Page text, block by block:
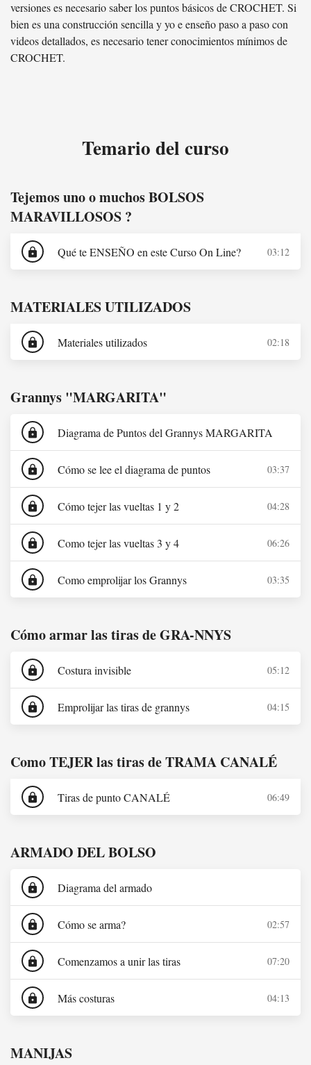
versiones es necesario saber los puntos básicos de CROCHET. Si
bien es una construcción sencilla y yo e enseño paso a paso con
videos detallados, es necesario tener conocimientos mínimos de
CROCHET.
Temario del curso
Tejemos uno o muchos BOLSOS
MARAVILLOSOS ?
lock Qué te ENSEÑO en este Curso On Line? 03:12
MATERIALES UTILIZADOS
lock Materiales utilizados 02:18
Grannys "MARGARITA"
lock Diagrama de Puntos del Grannys MARGARITA
lock Cómo se lee el diagrama de puntos 03:37
lock Cómo tejer las vueltas 1 y 2 04:28
lock Como tejer las vueltas 3 y 4 06:26
lock Como emprolijar los Grannys 03:35
Cómo armar las tiras de GRA-NNYS
lock Costura invisible 05:12
lock Emprolijar las tiras de grannys 04:15
Como TEJER las tiras de TRAMA CANALÉ
lock Tiras de punto CANALÉ 06:49
ARMADO DEL BOLSO
lock Diagrama del armado
lock Cómo se arma? 02:57
lock Comenzamos a unir las tiras 07:20
lock Más costuras 04:13
MANIJAS